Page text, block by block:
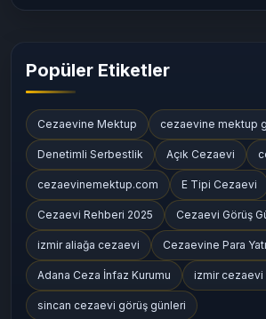
Popüler Etiketler
Cezaevine Mektup cezaevine mektup
Denetimli Serbestlik Açık Cezaevi
cezaevinemektup.com E Tipi Cezaevi
Cezaevi Rehberi 2025 Cezaevi Görüş
izmir aliağa cezaevi Cezaevine Para
Adana Ceza İnfaz Kurumu izmir cezaevi
sincan cezaevi görüş günleri